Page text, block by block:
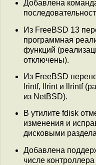
Добавлена
Из FreeBSD 13
программная
функций
отключены).
Из FreeBSD
lrintf, llrint и llrintf
из NetBSD).
В утилите fdisk
изменения и
дисковыми
Добавлена
числе